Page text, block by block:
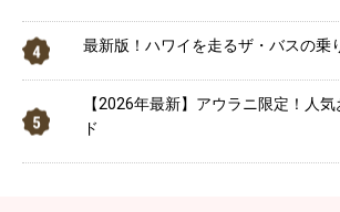
最新版！ハワイを走るザ・バスの乗
【2026年最新】アウラニ限定！人
ド